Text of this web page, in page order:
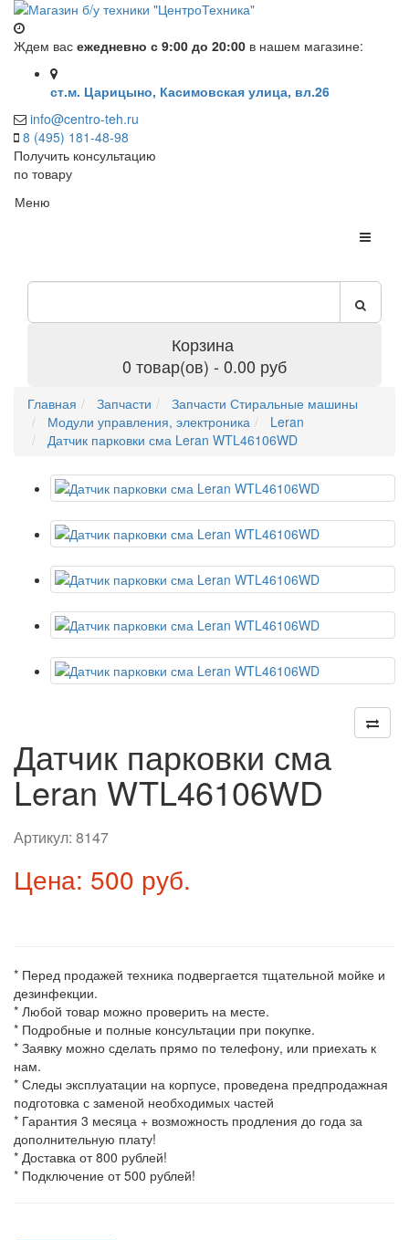
Ждем вас ежедневно с 9:00 до 20:00 в нашем магазине:
ст.м. Царицыно, Касимовская улица, вл.26
info@centro-teh.ru
8 (495) 181-48-98
Получить консультацию
по товару
Меню
Корзина
0 товар(ов) - 0.00 руб
Главная Запчасти
Запчасти Стиральные машины
Модули управления, электроника
Leran
Датчик парковки сма Leran WTL46106WD
Датчик парковки сма
Leran WTL46106WD
Артикул: 8147
Цена: 500 руб.
* Перед продажей техника подвергается тщательной мойке и
дезинфекции.
* Любой товар можно проверить на месте.
* Подробные и полные консультации при покупке.
* Заявку можно сделать прямо по телефону, или приехать к
нам.
* Следы эксплуатации на корпусе, проведена предпродажная
подготовка с заменой необходимых частей
* Гарантия 3 месяца + возможность продления до года за
дополнительную плату!
* Доставка от 800 рублей!
* Подключение от 500 рублей!